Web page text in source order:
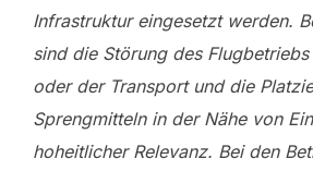
Infrastruktur eingesetzt werden.
sind die Störung des
oder der Transport und die
Sprengmitteln in der Nähe von
hoheitlicher Relevanz. Bei den